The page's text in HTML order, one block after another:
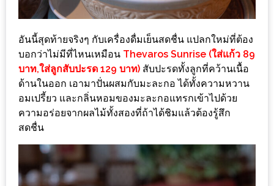
ส่วน
ประกาศ
ผู้
โชค
กับ
น้า
อ้วน
อันนี้สุดท้ายจริงๆ กับเครื่องดื่มเย็นสดชื่น แปลกใหม่ที่ต้อง
บอกว่าไม่มีที่ไหนเหมือน Thevaros Sunrise (ใส่แก้ว 89
บาท,​ใส่ลูกสับปะรด 129 บาท) สับปะรดทั้งลูกที่คว้านเนื้อ
ด้านในออก เอามาปั่นผสมกับมะละกอ ได้ทั้งความหวาน
อมเปรี้ยว และกลิ่นหอมของมะละกอแทรกเข้าไปด้วย
ความอร่อยจากผลไม้ทั้งสองที่ถ้าได้ชิมแล้วต้องรู้สึก
สดชื่น